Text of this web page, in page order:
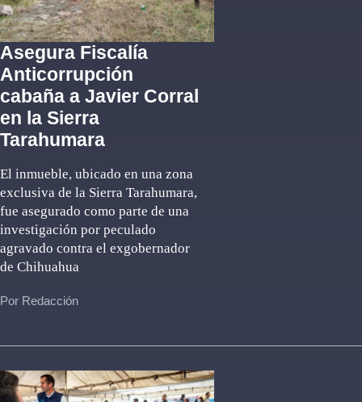
Asegura Fiscalía
Anticorrupción
cabaña a Javier Corral
en la Sierra
Tarahumara
El inmueble, ubicado en una zona
exclusiva de la Sierra Tarahumara,
fue asegurado como parte de una
investigación por peculado
agravado contra el exgobernador
de Chihuahua
Por Redacción